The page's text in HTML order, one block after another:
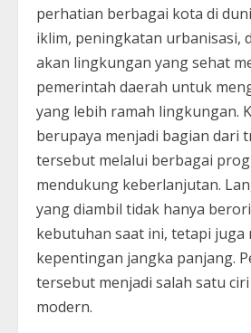
perhatian berbagai kota di
iklim, peningkatan urbanisasi,
akan lingkungan yang sehat
pemerintah daerah untuk
yang lebih ramah lingkungan.
berupaya menjadi bagian dari
tersebut melalui berbagai
mendukung keberlanjutan.
yang diambil tidak hanya
kebutuhan saat ini, tetapi juga
kepentingan jangka panjang.
tersebut menjadi salah satu
modern.